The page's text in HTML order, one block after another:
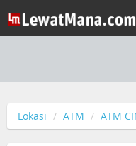
Lokasi ATM ATM